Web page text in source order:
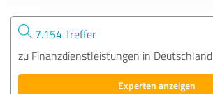
7.154 Treffer
zu Finanzdienstleistungen in Deutschland
Experten anzeigen